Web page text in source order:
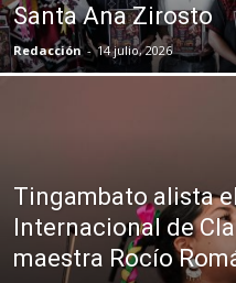
Santa Ana Zirosto
Redacción - 14 julio, 2026
Tingambato alista
Internacional de
maestra Rocío